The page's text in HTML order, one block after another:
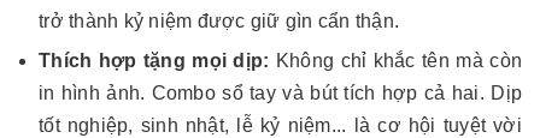
trở thành kỷ niệm được giữ gìn cẩn thận.
Thích hợp tặng mọi dịp: Không chỉ khắc tên mà còn
in hình ảnh. Combo sổ tay và bút tích hợp cả hai. Dịp
tốt nghiệp, sinh nhật, lễ kỷ niệm... là cơ hội tuyệt vời